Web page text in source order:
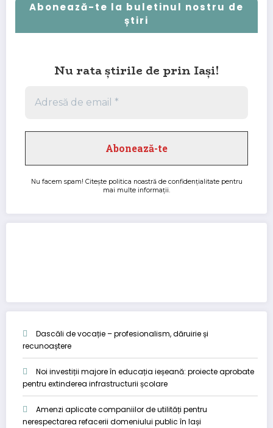
Abonează-te la buletinul nostru de
știri
Nu rata știrile de prin Iași!
Nu facem spam! Citește politica noastră de confidențialitatepentru
mai multe informații.
Dascăli de vocație – profesionalism, dăruirie și
recunoaștere
Noi investiții majore în educația ieșeană: proiecte aprobate
pentru extinderea infrastructurii școlare
Amenzi aplicate companiilor de utilități pentru
nerespectarea refacerii domeniului public în Iași